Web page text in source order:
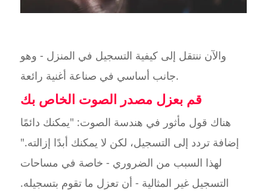
والآن ننتقل إلى كيفية التسجيل في المنزل - وهو
جانب أساسي في صناعة أغنية رائعة.
قم بعزل مصدر الصوت الخاص بك
هناك قول مأثور في هندسة الصوت: "يمكنك دائمًا
إضافة تردد إلى التسجيل، لكن لا يمكنك أبدًا إزالته."
لهذا السبب من الضروري - خاصة في مساحات
التسجيل غير المثالية - أن تعزل ما تقوم بتسجيله.